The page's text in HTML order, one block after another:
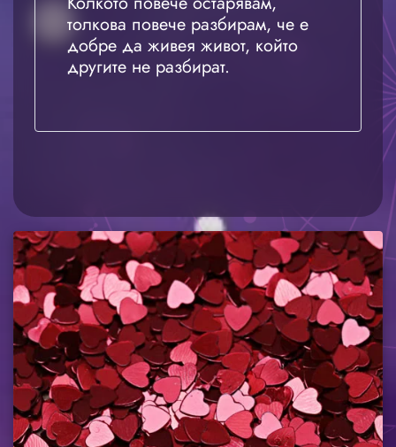
толкова повече разбирам, че е
добре да живея живот, който
другите не разбират.